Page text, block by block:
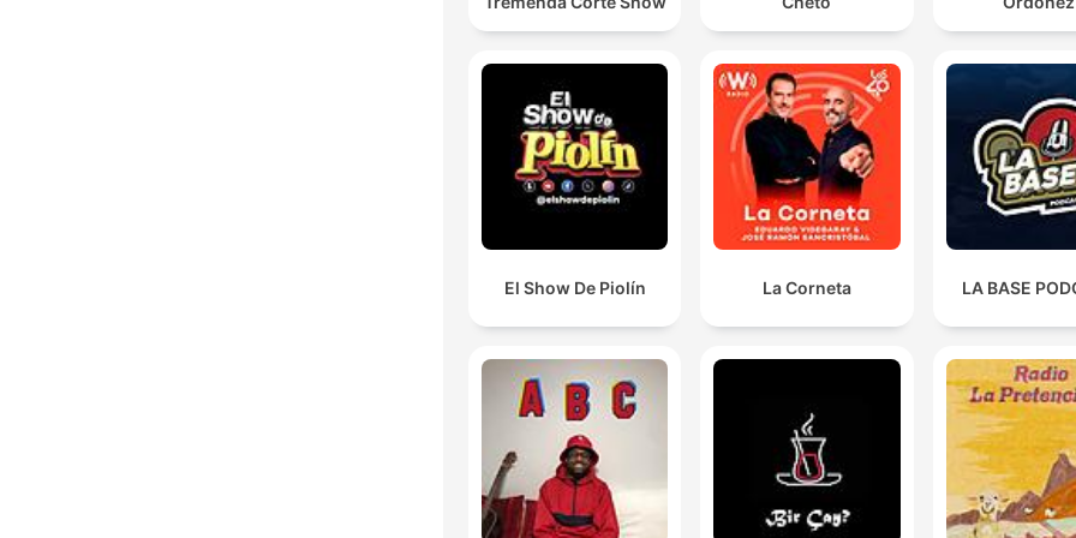
El Show De Piolín La Corneta LA BASE